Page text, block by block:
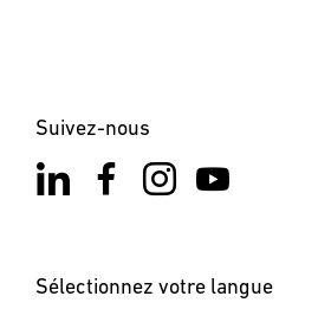
Suivez-nous
Sélectionnez votre langue